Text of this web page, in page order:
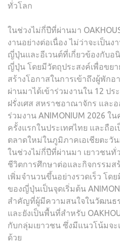
ทั่วโลก
ในช่วงไม่กี่ปีที่ผ่านมา
งานอย่างต่อเนื่อง ไม่ว่าจะเป็น
ญี่ปุ่นและอีเวนต์ที่เกี่ยวข้องกับอ
ญี่ปุ่น โดยมีวัตถุประสงค์เพื่อขยา
สร้างโอกาสในการเข้าถึงผู้พัก
ผ่านมาได้เข้าร่วมงานใน 12 ปร
ฝรั่งเศส สหราชอาณาจักร และอ
ร่วมงาน ANIMONIUM 2026 ใ
ครั้งแรกในประเทศไทย และถือ
ตลาดใหม่ในภูมิภาคเอเชียตะวัน
ในช่วงไม่กี่ปีที่ผ่านมา เยาวชนทั่
ชีวิตการศึกษาต่อและกิจกรรมส
เพิ่มจำนวนขึ้นอย่างรวดเร็ว โด
ของญี่ปุ่นเป็นจุดเริ่มต้น
สำคัญที่ผู้มีความสนใจในวัฒนธ
และยังเป็นพื้นที่สำหรับ
กับกลุ่มเยาวชน ซึ่งมีแนวโน้มจ
ด้วย